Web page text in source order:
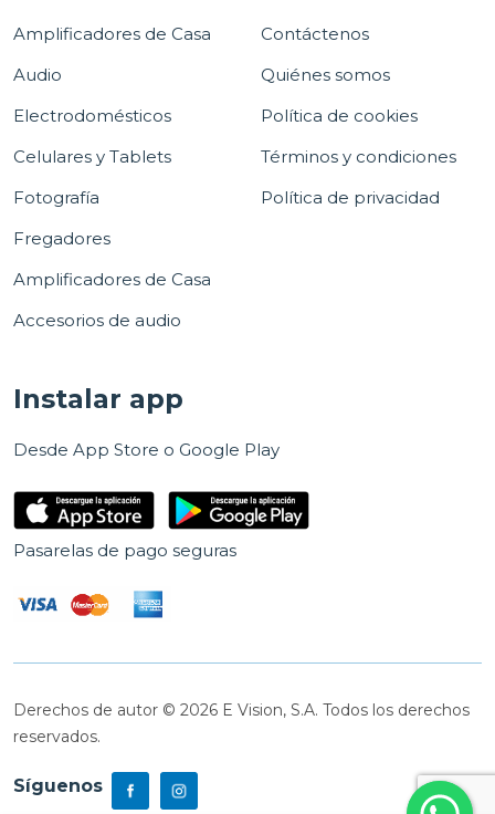
Amplificadores de Casa
Audio
Electrodomésticos
Celulares y Tablets
Fotografía
Fregadores
Amplificadores de Casa
Accesorios de audio
Contáctenos
Quiénes somos
Política de cookies
Términos y condiciones
Política de privacidad
Instalar app
Desde App Store o Google Play
Pasarelas de pago seguras
Derechos de autor © 2026 E Vision, S.A. Todos los derechos
reservados.
Síguenos